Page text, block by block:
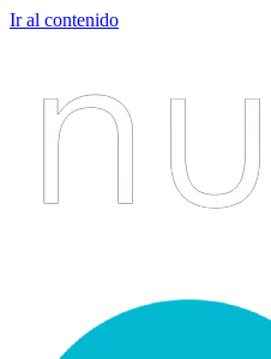
Ir al contenido